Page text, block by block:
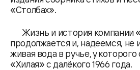
«Столбах».
Жизнь и история компании
продолжается и, надеемся, не
живая вода в ручье, у
«Хилая» с далёкого 1966 года.